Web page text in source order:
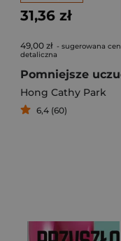
31,36 zł
49,00 zł - sugerowana
detaliczna
Hong Cathy Park
6,4 (60)